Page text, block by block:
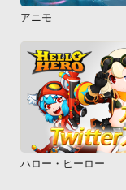
アニモ
ハロー・ヒーロー